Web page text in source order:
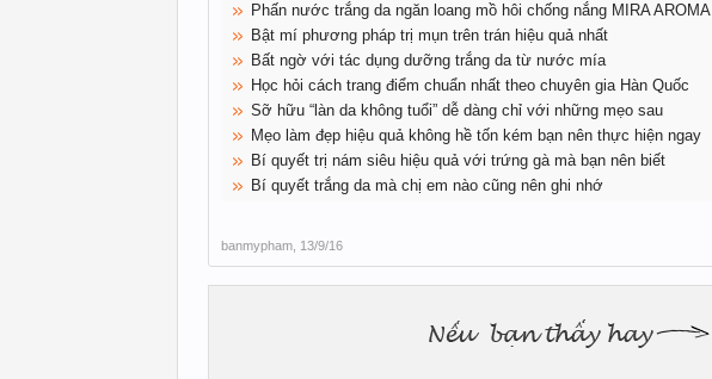
Phấn nước trắng da ngăn loang mồ hôi chống nắng MIRA AROMA
Bật mí phương pháp trị mụn trên trán hiệu quả nhất
Bất ngờ với tác dụng dưỡng trắng da từ nước mía
Học hỏi cách trang điểm chuẩn nhất theo chuyên gia Hàn Quốc
Sỡ hữu “làn da không tuổi” dễ dàng chỉ với những mẹo sau
Mẹo làm đẹp hiệu quả không hề tốn kém bạn nên thực hiện ngay
Bí quyết trị nám siêu hiệu quả với trứng gà mà bạn nên biết
Bí quyết trắng da mà chị em nào cũng nên ghi nhớ
banmypham 13/9/16